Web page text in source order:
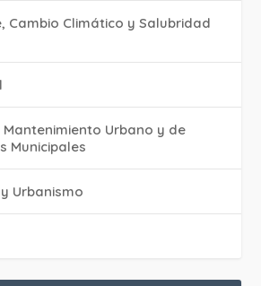
Cambio Climático y Salubridad
Urbano y de
Municipales
Urbanismo